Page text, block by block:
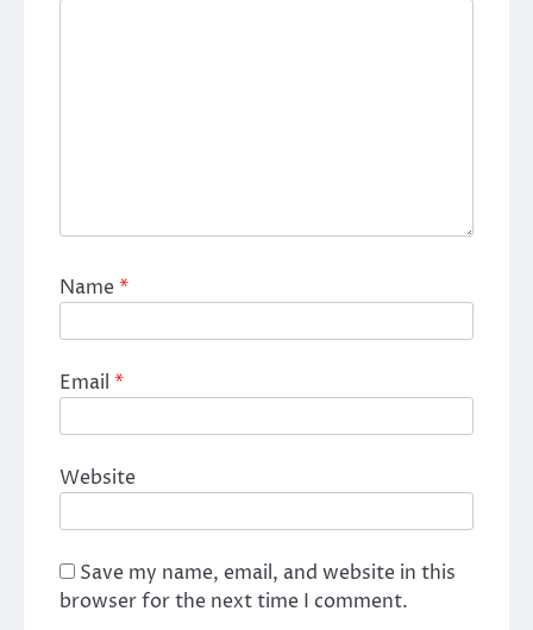
Name*
Email *
Website
Save my name, email, and website in this
browser for the next time I comment.